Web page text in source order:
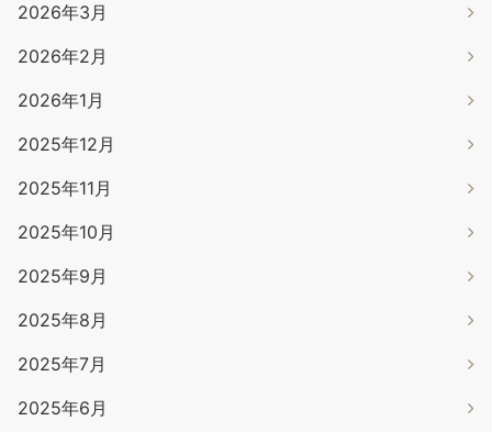
2026年3月
2026年2月
2026年1月
2025年12月
2025年11月
2025年10月
2025年9月
2025年8月
2025年7月
2025年6月